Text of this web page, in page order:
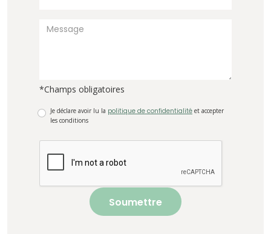
*Champs obligatoires
Je déclare avoir lu la politique de confidentialité et accepter
les conditions
Soumettre